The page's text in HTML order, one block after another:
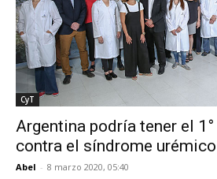
CyT
Argentina podría tener el
contra el síndrome
Abel - 8 marzo 2020, 05:40